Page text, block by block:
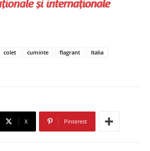
colet cuminte flagrant
Italia
X Pinterest